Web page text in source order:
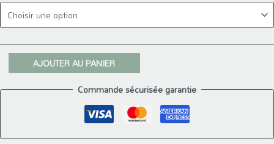
AJOUTER AU PANIER
Commande sécurisée garantie